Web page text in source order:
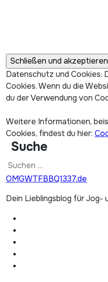
Datenschutz und Cookies:
Cookies. Wenn du die
du der Verwendung von
Weitere Informationen,
Cookies, findest du hier:
Suche
Suchen
nach:
OMGWTFBBQ1337.de
Dein Lieblingsblog für Jog-